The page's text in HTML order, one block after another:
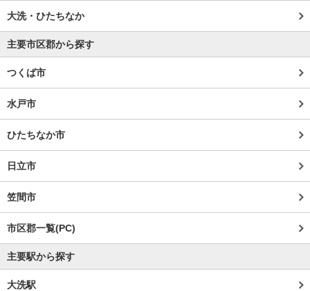
大洗・ひたちなか
主要市区郡から探す
つくば市
水戸市
ひたちなか市
日立市
笠間市
市区郡一覧(PC)
主要駅から探す
大洗駅